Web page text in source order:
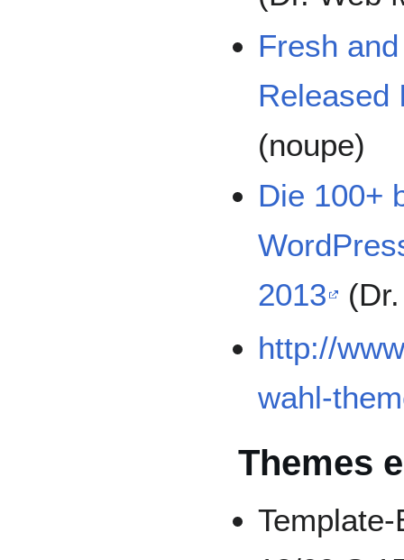
Fresh
Released
(noupe)
Die 100+
2013
http://
wahl-
Themes